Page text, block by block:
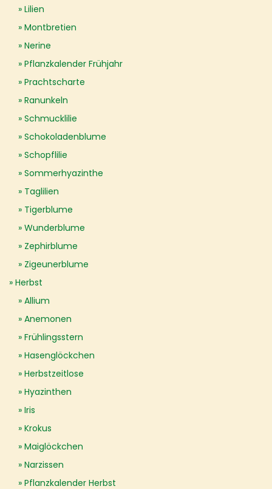
Lilien
Montbretien
Nerine
Pflanzkalender Frühjahr
Prachtscharte
Ranunkeln
Schmucklilie
Schokoladenblume
Schopflilie
Sommerhyazinthe
Taglilien
Tigerblume
Wunderblume
Zephirblume
Zigeunerblume
Herbst
Allium
Anemonen
Frühlingsstern
Hasenglöckchen
Herbstzeitlose
Hyazinthen
Iris
Krokus
Maiglöckchen
Narzissen
Pflanzkalender Herbst